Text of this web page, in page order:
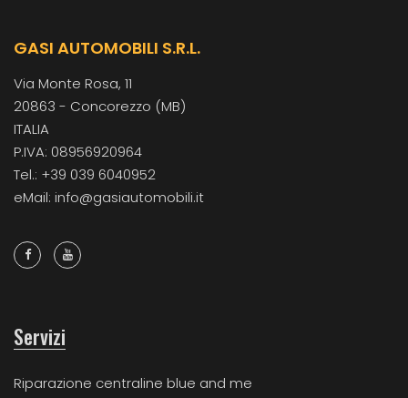
GASI AUTOMOBILI S.R.L.
Via Monte Rosa, 11
20863 - Concorezzo (MB)
ITALIA
P.IVA: 08956920964
Tel.: +39 039 6040952
eMail: info@gasiautomobili.it
Servizi
Riparazione centraline blue and me